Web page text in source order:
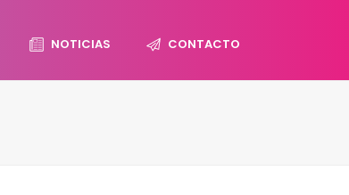
NOTICIAS CONTACTO